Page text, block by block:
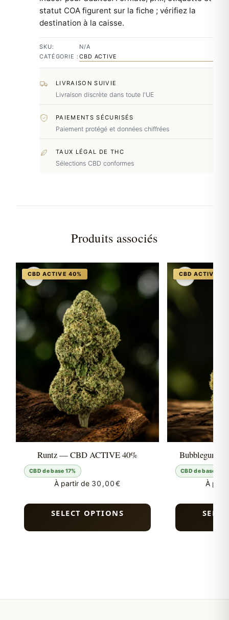
statut COA figurent sur la fiche ; vérifiez la
destination à la caisse.
SKU:
N/A
CATÉGORIE : CBD ACTIVE
LIVRAISON SUIVIE
Livraison discrète dans toute l'UE
PAIEMENTS SÉCURISÉS
Paiement protégé et données chiffrées
TAUX LÉGAL DE THC
Sélections CBD conformes
Produits associés
Runtz — CBD ACTIVE 40%
CBD de base 17%
À partir de 30,00€
♡
SELECT OPTIONS
Bubblegum
CBD de base 17%
À
♡